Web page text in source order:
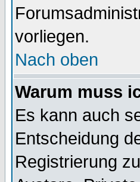
vorliegen.
Nach oben
Warum muss
Es kann auch
Entscheidung
Registrierung